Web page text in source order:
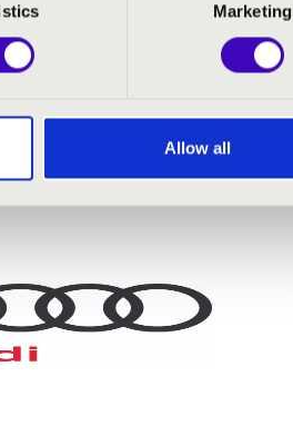
Marketing
Allow all